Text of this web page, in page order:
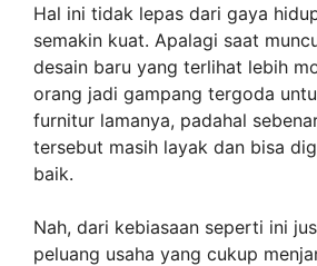
Hal ini tidak lepas dari gaya
semakin kuat. Apalagi saat
desain baru yang terlihat lebih
orang jadi gampang tergoda
furnitur lamanya, padahal
tersebut masih layak dan bisa
baik.
Nah, dari kebiasaan seperti ini
peluang usaha yang cukup